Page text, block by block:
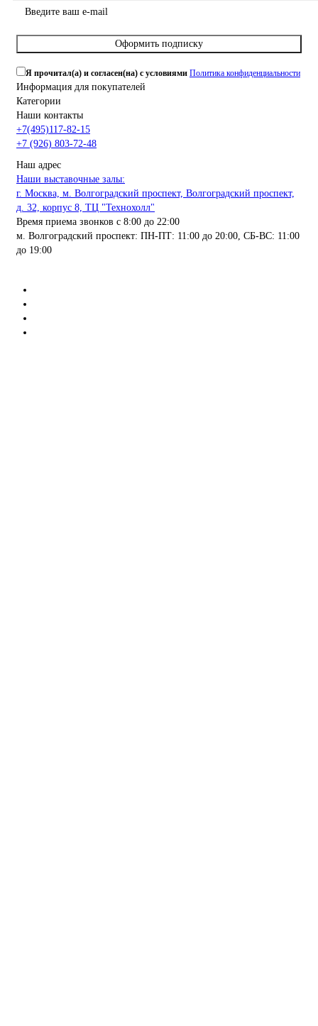
Оформить подписку
Я прочитал(а) и согласен(на) с условиями Политика конфиденциальности
Информация для покупателей
Категории
Наши контакты
+7(495)117-82-15
+7 (926) 803-72-48
Наш адрес
Наши выставочные залы:
г. Москва, м. Волгоградский проспект, Волгоградский проспект,
д. 32, корпус 8, ТЦ "Технохолл"
Время приема звонков с 8:00 до 22:00
м. Волгоградский проспект: ПН-ПТ: 11:00 до 20:00, СБ-ВС: 11:00
до 19:00